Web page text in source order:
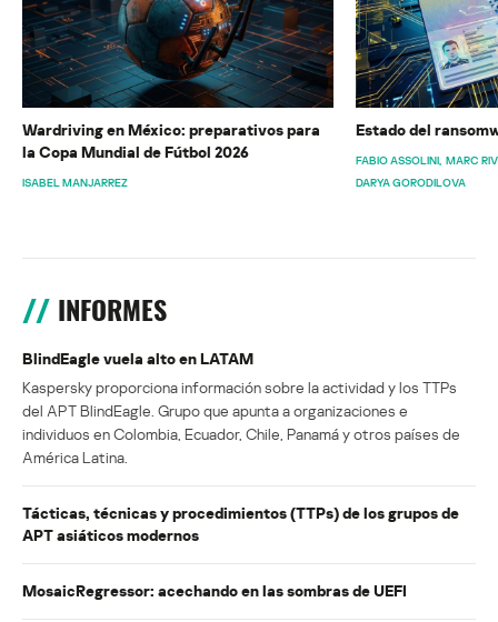
Wardriving en México: preparativos para
la Copa Mundial de Fútbol 2026
ISABEL MANJARREZ
Estado del
FABIO ASSOLINI MARC
DARYA GORODILOVA
INFORMES
BlindEagle vuela alto en LATAM
Kaspersky proporciona información sobre la actividad y los TTPs
del APT BlindEagle. Grupo que apunta a organizaciones e
individuos en Colombia, Ecuador, Chile, Panamá y otros países de
América Latina.
Tácticas, técnicas y procedimientos (TTPs) de los grupos de
APT asiáticos modernos
MosaicRegressor: acechando en las sombras de UEFI